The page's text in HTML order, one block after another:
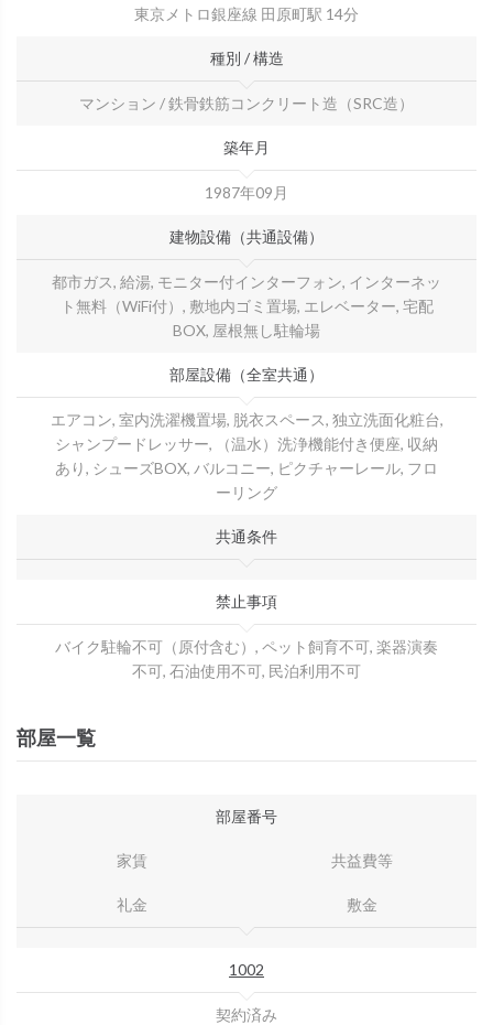
東京メトロ銀座線 田原町駅 14分
種別 / 構造
マンション / 鉄骨鉄筋コンクリート造（SRC造）
築年月
1987年09月
建物設備（共通設備）
都市ガス, 給湯, モニター付インターフォン, インターネッ
ト無料（WiFi付）, 敷地内ゴミ置場, エレベーター, 宅配
BOX, 屋根無し駐輪場
部屋設備（全室共通）
エアコン, 室内洗濯機置場, 脱衣スペース, 独立洗面化粧台,
シャンプードレッサー, （温水）洗浄機能付き便座, 収納
あり, シューズBOX, バルコニー, ピクチャーレール, フロ
ーリング
共通条件
禁止事項
バイク駐輪不可（原付含む）, ペット飼育不可, 楽器演奏
不可, 石油使用不可, 民泊利用不可
部屋一覧
部屋番号
家賃 共益費等
礼金 敷金
1002
契約済み